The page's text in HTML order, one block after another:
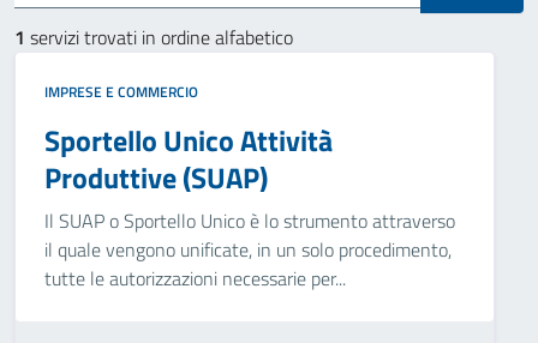
1 servizi trovati in ordine alfabetico
IMPRESE E COMMERCIO
Sportello Unico Attività
Produttive (SUAP)
Il SUAP o Sportello Unico è lo strumento attraverso
il quale vengono unificate, in un solo procedimento,
tutte le autorizzazioni necessarie per...